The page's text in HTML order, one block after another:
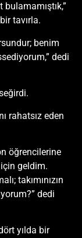
tavırla.
benim
dedi
rahatsız eden
öğrencilerine
geldim.
takımınızın
dedi
yılda bir